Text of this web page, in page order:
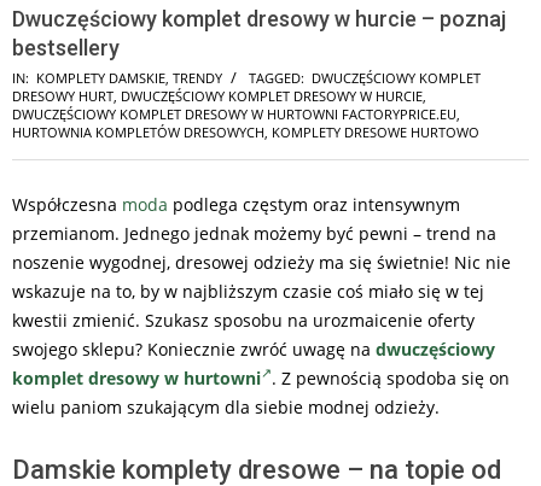
Dwuczęściowy komplet dresowy w hurcie – poznaj
bestsellery
IN: KOMPLETY DAMSKIE TRENDY TAGGED: DWUCZĘŚCIOWY KOMPLET
DRESOWY HURT DWUCZĘŚCIOWY KOMPLET DRESOWY W HURCIE
DWUCZĘŚCIOWY KOMPLET DRESOWY W HURTOWNI FACTORYPRICE.EU
HURTOWNIA KOMPLETÓW DRESOWYCH KOMPLETY DRESOWE HURTOWO
Współczesna moda podlega częstym oraz intensywnym
przemianom. Jednego jednak możemy być pewni – trend na
noszenie wygodnej, dresowej odzieży ma się świetnie! Nic nie
wskazuje na to, by w najbliższym czasie coś miało się w tej
kwestii zmienić. Szukasz sposobu na urozmaicenie oferty
swojego sklepu? Koniecznie zwróć uwagę na dwuczęściowy
komplet dresowy w hurtowni . Z pewnością spodoba się on
wielu paniom szukającym dla siebie modnej odzieży.
Damskie komplety dresowe – na topie od